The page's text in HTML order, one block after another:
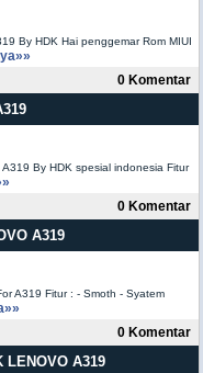
By HDK Hai penggemar Rom MIUI
0 Komentar
By HDK spesial indonesia Fitur
0 Komentar
A319
A319 Fitur : - Smoth - Syatem
0 Komentar
LENOVO A319